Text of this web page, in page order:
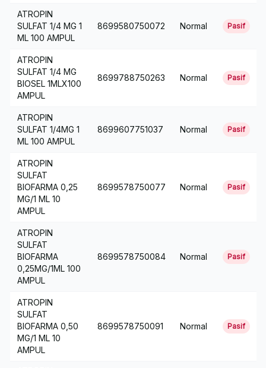
ATROPIN
SULFAT 1/4 MG 1
ML 100 AMPUL
8699580750072 Normal Pasif
ATROPIN
SULFAT 1/4 MG
BIOSEL 1MLX100
AMPUL
8699788750263 Normal Pasif
ATROPIN
SULFAT 1/4MG 1
ML 100 AMPUL
8699607751037 Normal Pasif
ATROPIN
SULFAT
BIOFARMA 0,25
MG/1 ML 10
AMPUL
8699578750077 Normal Pasif
ATROPIN
SULFAT
BIOFARMA
0,25MG/1ML 100
AMPUL
8699578750084 Normal Pasif
ATROPIN
SULFAT
BIOFARMA 0,50
MG/1 ML 10
AMPUL
8699578750091 Normal Pasif